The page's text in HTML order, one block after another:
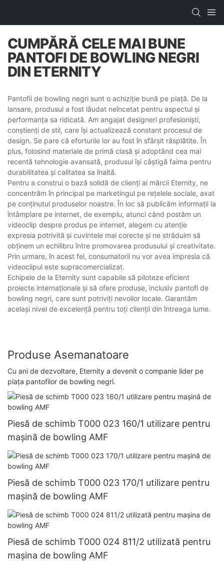
CUMPĂRĂ CELE MAI BUNE
PANTOFI DE BOWLING NEGRI
DIN ETERNITY
Pantofii de bowling negri sunt o achiziție bună pe piață. De la
lansare, produsul a fost lăudat neîncetat pentru aspectul și
performanța sa ridicată. Am angajat designeri profesioniști,
conștienți de stil, care își actualizează constant procesul de
design. Se pare că eforturile lor au fost în sfârșit răsplătite. În
plus, folosind materiale de primă clasă și adoptând cea mai
recentă tehnologie avansată, produsul își câștigă faima pentru
durabilitatea și calitatea sa înaltă.
Pentru a construi o bază solidă de clienți ai mărcii Eternity, ne
concentrăm în principal pe marketingul pe rețelele sociale, axat
pe conținutul produselor noastre. În loc să publicăm informații la
întâmplare pe internet, de exemplu, atunci când postăm un
videoclip despre produs pe internet, alegem cu atenție
expresia potrivită și cuvintele mai corecte și ne străduim să
obținem un echilibru între promovarea produsului și creativitate.
Prin urmare, în acest fel, consumatorii nu vor avea impresia că
videoclipul este supracomercializat.
Echipele de la Eternity sunt capabile să piloteze eficient
proiecte internaționale și să ofere produse, inclusiv pantofi de
bowling negri, care sunt potriviți nevoilor locale. Garantăm
același nivel de excelență pentru toți clienții din întreaga lume.
Produse Asemanatoare
Cu ani de dezvoltare, Eternity a devenit o companie lider pe
piața pantofilor de bowling negri.
Piesă de schimb T000 023 160/1 utilizare pentru
mașină de bowling AMF
Piesă de schimb T000 023 170/1 utilizare pentru
mașină de bowling AMF
Piesă de schimb T000 024 811/2 utilizată pentru
mașina de bowling AMF